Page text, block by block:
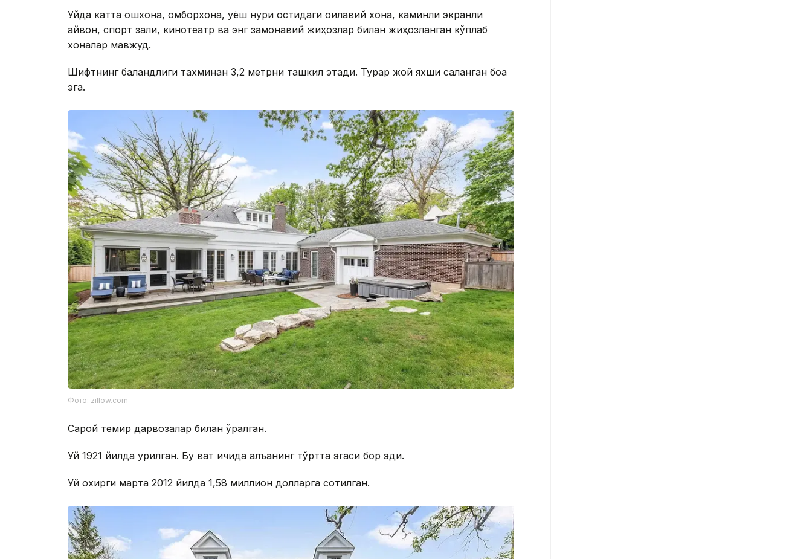
Уйда катта ошхона, омборхона, қуёш нури остидаги оилавий хона, каминли экранли
айвон, спорт зали, кинотеатр ва энг замонавий жиҳозлар билан жиҳозланган кўплаб
хоналар мавжуд.
Шифтнинг баландлиги тахминан 3,2 метрни ташкил этади. Турар жой яхши сақланган боққа
эга.
Фото: zillow.com
Сарой темир дарвозалар билан ўралган.
Уй 1921 йилда қурилган. Бу вақт ичида қалъанинг тўртта эгаси бор эди.
Уй охирги марта 2012 йилда 1,58 миллион долларга сотилган.